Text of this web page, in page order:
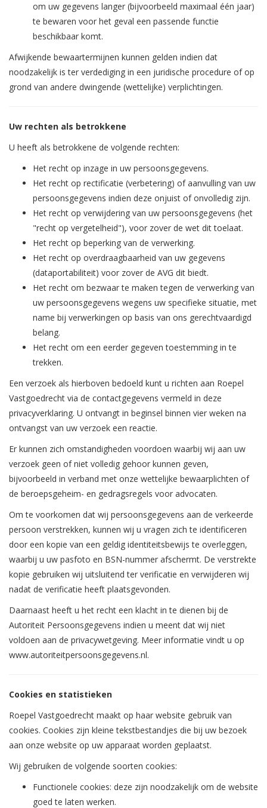
om uw gegevens langer (bijvoorbeeld maximaal één jaar)
te bewaren voor het geval een passende functie
beschikbaar komt.
Afwijkende bewaartermijnen kunnen gelden indien dat
noodzakelijk is ter verdediging in een juridische procedure of op
grond van andere dwingende (wettelijke) verplichtingen.
Uw rechten als betrokkene
U heeft als betrokkene de volgende rechten:
Het recht op inzage in uw persoonsgegevens.
Het recht op rectificatie (verbetering) of aanvulling van uw
persoonsgegevens indien deze onjuist of onvolledig zijn.
Het recht op verwijdering van uw persoonsgegevens (het
"recht op vergetelheid"), voor zover de wet dit toelaat.
Het recht op beperking van de verwerking.
Het recht op overdraagbaarheid van uw gegevens
(dataportabiliteit) voor zover de AVG dit biedt.
Het recht om bezwaar te maken tegen de verwerking van
uw persoonsgegevens wegens uw specifieke situatie, met
name bij verwerkingen op basis van ons gerechtvaardigd
belang.
Het recht om een eerder gegeven toestemming in te
trekken.
Een verzoek als hierboven bedoeld kunt u richten aan Roepel
Vastgoedrecht via de contactgegevens vermeld in deze
privacyverklaring. U ontvangt in beginsel binnen vier weken na
ontvangst van uw verzoek een reactie.
Er kunnen zich omstandigheden voordoen waarbij wij aan uw
verzoek geen of niet volledig gehoor kunnen geven,
bijvoorbeeld in verband met onze wettelijke bewaarplichten of
de beroepsgeheim- en gedragsregels voor advocaten.
Om te voorkomen dat wij persoonsgegevens aan de verkeerde
persoon verstrekken, kunnen wij u vragen zich te identificeren
door een kopie van een geldig identiteitsbewijs te overleggen,
waarbij u uw pasfoto en BSN-nummer afschermt. De verstrekte
kopie gebruiken wij uitsluitend ter verificatie en verwijderen wij
nadat de verificatie heeft plaatsgevonden.
Daarnaast heeft u het recht een klacht in te dienen bij de
Autoriteit Persoonsgegevens indien u meent dat wij niet
voldoen aan de privacywetgeving. Meer informatie vindt u op
www.autoriteitpersoonsgegevens.nl.
Cookies en statistieken
Roepel Vastgoedrecht maakt op haar website gebruik van
cookies. Cookies zijn kleine tekstbestandjes die bij uw bezoek
aan onze website op uw apparaat worden geplaatst.
Wij gebruiken de volgende soorten cookies:
Functionele cookies: deze zijn noodzakelijk om de website
goed te laten werken.